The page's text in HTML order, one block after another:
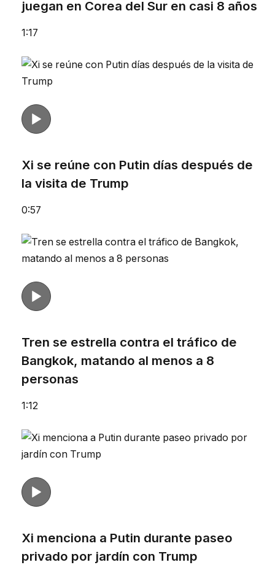
juegan en Corea del Sur en casi 8 años
1:17
Xi se reúne con Putin días después de
la visita de Trump
0:57
Tren se estrella contra el tráfico de
Bangkok, matando al menos a 8
personas
1:12
Xi menciona a Putin durante paseo
privado por jardín con Trump